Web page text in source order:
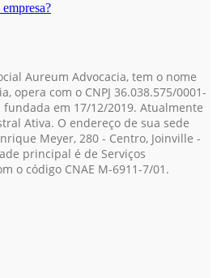
Aureum Advocacia, tem o nome
opera com o CNPJ 36.038.575/0001-
fundada em 17/12/2019. Atualmente
Ativa. O endereço de sua sede
Meyer, 280 - Centro, Joinville -
principal é de Serviços
o código CNAE M-6911-7/01.